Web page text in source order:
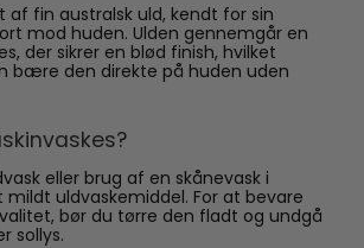
af fin australsk uld, kendt for sin
mod huden. Ulden gennemgår en
der sikrer en blød finish, hvilket
bære den direkte på huden uden
eller brug af en skånevask i
uldvaskemiddel. For at bevare
bør du tørre den fladt og undgå
sollys.